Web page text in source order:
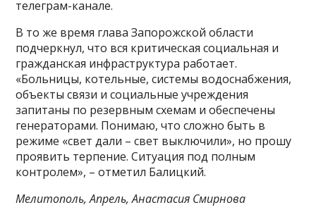
телеграм-канале.
В то же время глава Запорожской области
подчеркнул, что вся критическая социальная и
гражданская инфраструктура работает.
«Больницы, котельные, системы водоснабжения,
объекты связи и социальные учреждения
запитаны по резервным схемам и обеспечены
генераторами. Понимаю, что сложно быть в
режиме «свет дали – свет выключили», но прошу
проявить терпение. Ситуация под полным
контролем», – отметил Балицкий.
Мелитополь, Апрель, Анастасия Смирнова